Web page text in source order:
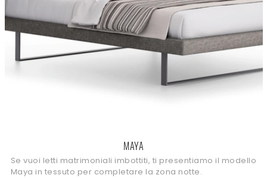
MAYA
Se vuoi letti matrimoniali imbottiti, ti presentiamo il modello
Maya in tessuto per completare la zona notte.